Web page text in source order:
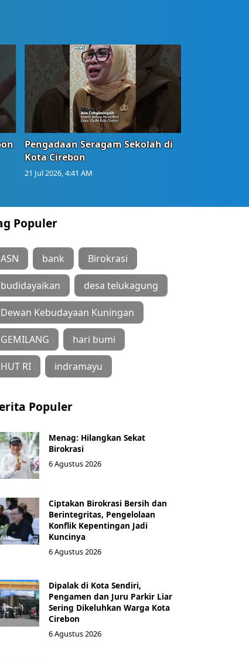
Pengadaan Seragam Sekolah di
Kota Cirebon
21 Jul 2026, 4:41 AM
Populer
ASN bank Birokrasi
budidayaikan desa telukagung
Dewan Kebudayaan Kuningan
GEMILANG hari bumi
HUT RI indramayu
Populer
Menag: Hilangkan Sekat
Birokrasi
6 Agustus 2026
Ciptakan Birokrasi Bersih dan
Berintegritas, Pengelolaan
Konflik Kepentingan Jadi
Kuncinya
6 Agustus 2026
Dipalak di Kota Sendiri,
Pengamen dan Juru Parkir Liar
Sering Dikeluhkan Warga Kota
Cirebon
6 Agustus 2026